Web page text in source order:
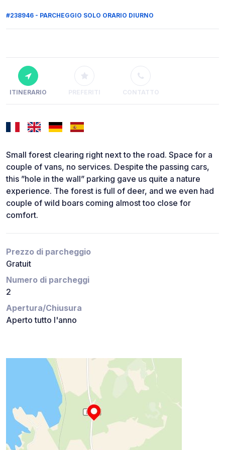
#238946 - PARCHEGGIO SOLO ORARIO DIURNO
ITINERARIO PREFERITI CONTATTO
Small forest clearing right next to the road. Space for a
couple of vans, no services. Despite the passing cars,
this ”hole in the wall” parking gave us quite a nature
experience. The forest is full of deer, and we even had
couple of wild boars coming almost too close for
comfort.
Prezzo di parcheggio
Gratuit
Numero di parcheggi
2
Apertura/Chiusura
Aperto tutto l'anno